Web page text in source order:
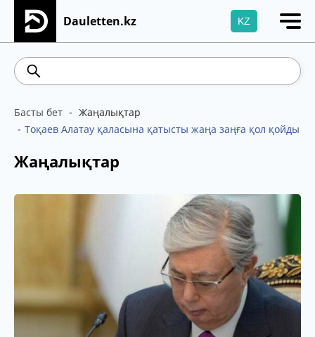
Dauletten.kz KZ
Сіздің өтінішіңіз сәтті жіберілді, Рақмет!
Басты бет
Жаңалықтар
Тоқаев Алатау қаласына қатысты жаңа заңға қол қойды
Жаңалықтар